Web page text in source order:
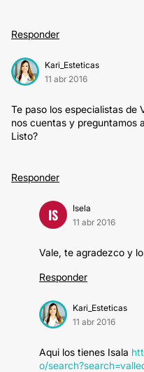
Responder
Kari_Esteticas
11 abr 2016
Te paso los especialistas de
nos cuentas y preguntamos
Listo?
Responder
IS
Isela
11 abr 2016
Vale, te agradezco y
Responder
Kari_Esteticas
11 abr 2016
Aqui los tienes Isala
o/